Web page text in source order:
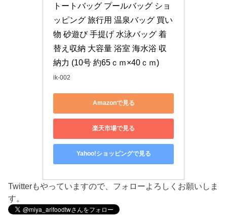
トートバッグ プールバッグ ショ
ッピング 旅行用 温泉バッグ 買い
物 砂遊び 手提げ 水泳バッグ 着
替え収納 大容量 浴室 海水浴 収
納力 (10号 約65ｃｍ×40ｃｍ)
ik-002
Amazonで見る
楽天市場で見る
Yahoo!ショッピングで見る
Twitterもやっていますので、フォローよろしくお願いしま
す。